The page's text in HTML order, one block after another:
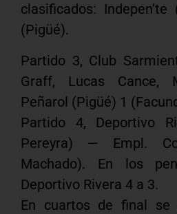
clasificados:
(Pigüé).
Partido 3, Club
Graff, Lucas Cance,
Peñarol (Pigüé) 1
Partido 4, Deportivo
Pereyra) — Empl.
Machado). En los
Deportivo Rivera 4 a 3.
En cuartos de final se